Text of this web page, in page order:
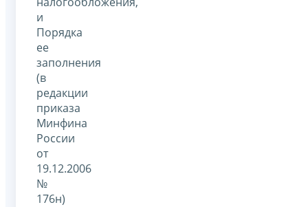
и
Порядка
ее
заполнения
(в
редакции
приказа
Минфина
России
от
19.12.2006
№
176н)